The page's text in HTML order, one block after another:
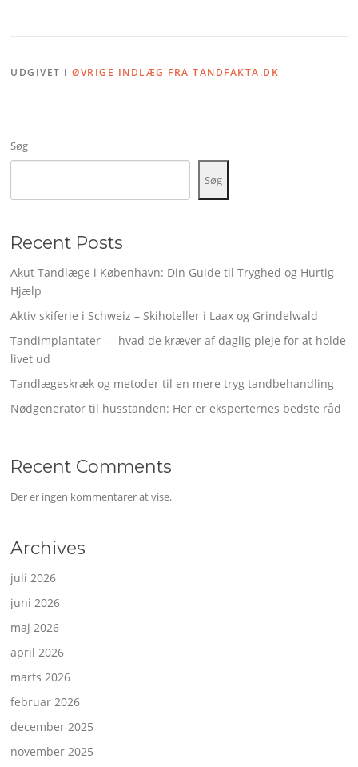
UDGIVET IØVRIGE INDLÆG FRA TANDFAKTA.DK
Søg
Søg
Recent Posts
Akut Tandlæge i København: Din Guide til Tryghed og Hurtig
Hjælp
Aktiv skiferie i Schweiz – Skihoteller i Laax og Grindelwald
Tandimplantater — hvad de kræver af daglig pleje for at holde
livet ud
Tandlægeskræk og metoder til en mere tryg tandbehandling
Nødgenerator til husstanden: Her er eksperternes bedste råd
Recent Comments
Der er ingen kommentarer at vise.
Archives
juli 2026
juni 2026
maj 2026
april 2026
marts 2026
februar 2026
december 2025
november 2025